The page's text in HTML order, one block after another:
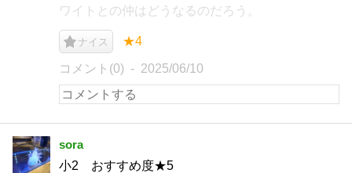
ワイトとの仲はどうなるのだろう。
ナイス ★4
コメント(0) 2025/06/10
sora
小2 おすすめ度★5